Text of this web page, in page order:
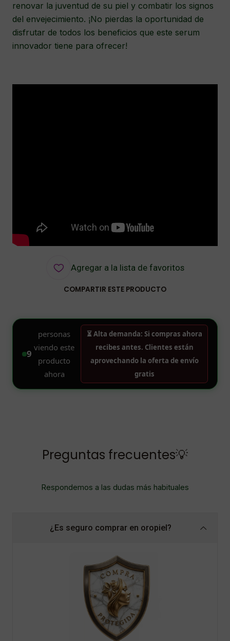
renovar la juventud de su piel y combatir los signos
del envejecimiento. ¡No pierdas la oportunidad de
disfrutar de todos los beneficios que este serum
innovador tiene para ofrecer!
Agregar a la lista de favoritos
COMPARTIR ESTE PRODUCTO
Preguntas frecuentes💡
Respondemos a las dudas más habituales
¿Es seguro comprar en oropiel?